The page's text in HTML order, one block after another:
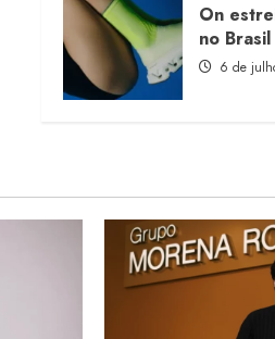
On
no
6 de